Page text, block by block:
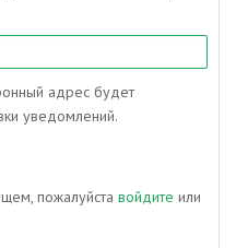
адрес будет
уведомлений.
пожалуйста войдите или